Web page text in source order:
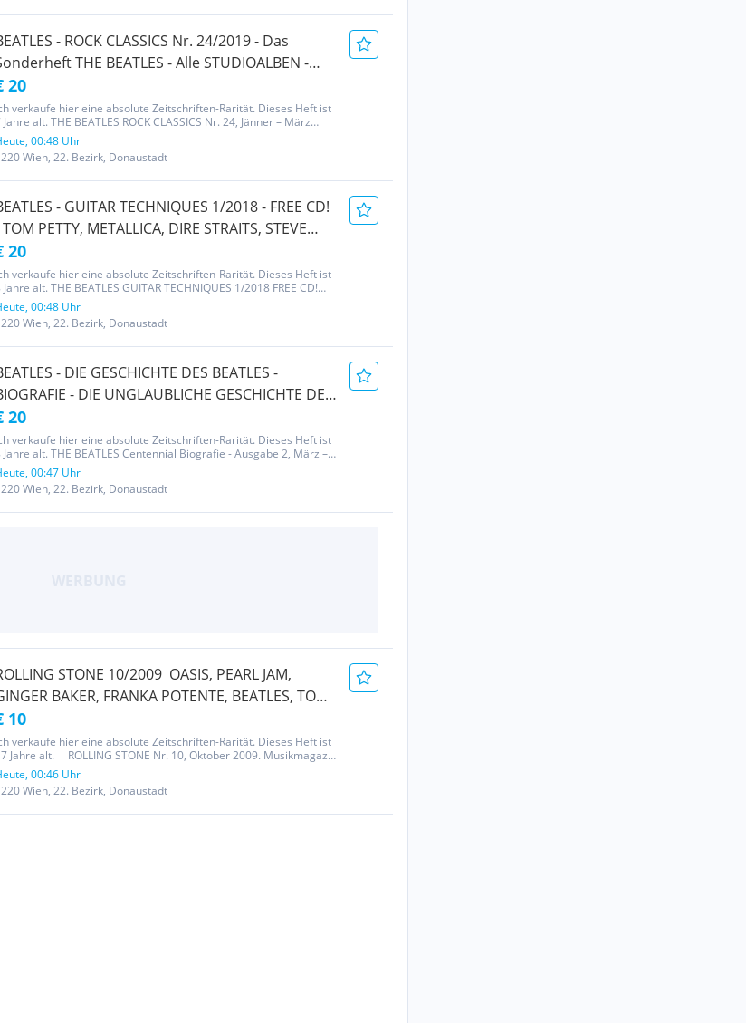
- ROCK CLASSICS Nr. 24/2019 - Das
THE BEATLES - Alle STUDIOALBEN -
- HINTERGRÜNDE - KOMPLETT -
- TOP RARITÄT!
20
verkaufe hier eine absolute Zeitschriften-Rarität. Dieses Heft ist
Jahre alt. THE BEATLES ROCK CLASSICS Nr. 24, Jänner – März
Titelblatt - Cover: BEATLES. ZUSTAND: KOMPLETT! Mit sehr
Fotos von den BEATLES. Das Magazin hat 116 Seiten...
00:48 Uhr
Wien, 22. Bezirk, Donaustadt
- GUITAR TECHNIQUES 1/2018 - FREE CD!
PETTY, METALLICA, DIRE STRAITS, STEVE
- KOMPLETT - SELTEN - TOP RARITÄT!
20
verkaufe hier eine absolute Zeitschriften-Rarität. Dieses Heft ist
Jahre alt. THE BEATLES GUITAR TECHNIQUES 1/2018 FREE CD!
- Cover: BEATLES. ZUSTAND: KOMPLETT! Mit sehr vielen
von den BEATLES. Das Magazin hat 100 Seiten und ist in...
00:48 Uhr
Wien, 22. Bezirk, Donaustadt
- DIE GESCHICHTE DES BEATLES -
- DIE UNGLAUBLICHE GESCHICHTE DER
FOUR - KOMPLETT - SELTEN - TOP RARITÄT!
20
verkaufe hier eine absolute Zeitschriften-Rarität. Dieses Heft ist
Jahre alt. THE BEATLES Centennial Biografie - Ausgabe 2, März –
2018. Titelblatt - Cover: BEATLES. ZUSTAND: KOMPLETT! Mit
vielen Fotos von den BEATLES. Das Magazin hat 100...
00:47 Uhr
Wien, 22. Bezirk, Donaustadt
STONE 10/2009  OASIS, PEARL JAM,
BAKER, FRANKA POTENTE, BEATLES, TOM
ROLLING STONES - KOMPLETT - SELTEN -
RARITÄT!
10
verkaufe hier eine absolute Zeitschriften-Rarität. Dieses Heft ist
Jahre alt. ROLLING STONE Nr. 10, Oktober 2009. Musikmagazin
Ausgabe. Titelblatt - Cover: and the beat goes on… . .
Komplett! Ansonsten ist das Heft in einem...
00:46 Uhr
Wien, 22. Bezirk, Donaustadt